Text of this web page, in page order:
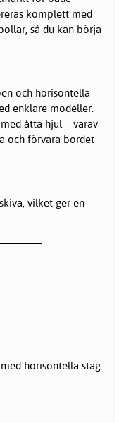
komplett med
så du kan börja
och horisontella
enklare modeller.
åtta hjul – varav
och förvara bordet
vilket ger en
horisontella stag